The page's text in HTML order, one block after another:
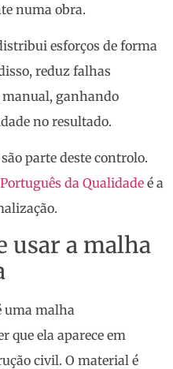
numa obra.
esforços de forma
reduz falhas
ganhando
no resultado.
parte deste controlo.
da Qualidade é a
usar a malha
uma malha
que ela aparece em
civil. O material é